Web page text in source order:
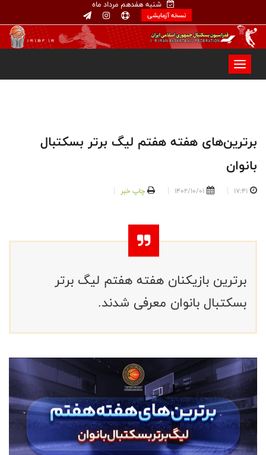
شنبه هفدهم مرداد ماه
نسخه آزمایشی
برترين‌های هفته هفتم لیگ برتر بسکتبال
بانوان
17:41
1402/10/01 چاپ خبر
برترین بازیکنان هفته هفتم لیگ برتر
بسکتبال بانوان معرفی شدند.